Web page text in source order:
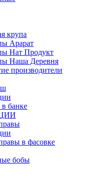
крупа
Арарат
Нат Продукт
Наша Деревня
производители
банке
в фасовке
бобы